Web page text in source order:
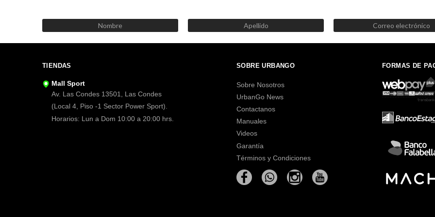
TIENDAS
Mall Sport
Av. Las Condes 13501, Las Condes
(Local 4, Piso -1 Sector Power Sport).
Horarios: Lun a Dom 10:00 a 20:00 hrs.
SOBRE URBANGO
Sobre Nosotros
UrbanGo News
Contactanos
Manuales
Videos
Garantía
Términos y Condiciones
FORMAS DE